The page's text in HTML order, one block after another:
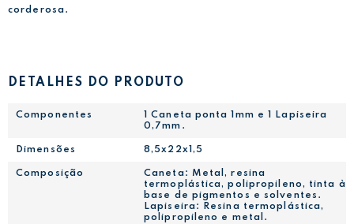
corderosa.
DETALHES DO PRODUTO
Componentes
1 Caneta ponta 1mm e 1 Lapiseira
0,7mm.
Dimensões 8,5x22x1,5
Composição
Caneta: Metal, resina
termoplástica, polipropileno, tinta à
base de pigmentos e solventes.
Lapiseira: Resina termoplástica,
polipropileno e metal.